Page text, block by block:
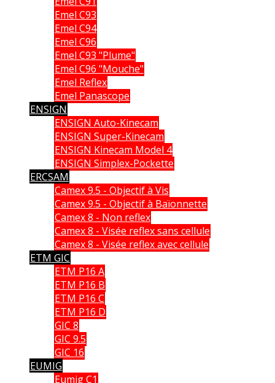
Emel C93
Emel C94
Emel C96
Emel C93 "Plume"
Emel C96 "Mouche"
Emel Reflex
Emel Panascope
ENSIGN
ENSIGN Auto-Kinecam
ENSIGN Super-Kinecam
ENSIGN Kinecam Model 4
ENSIGN Simplex-Pockette
ERCSAM
Camex 9.5 - Objectif à Vis
Camex 9.5 - Objectif à Baïonnette
Camex 8 - Non reflex
Camex 8 - Visée reflex sans cellule
Camex 8 - Visée reflex avec cellule
ETM GIC
ETM P16 A
ETM P16 B
ETM P16 C
ETM P16 D
GIC 8
GIC 9.5
GIC 16
EUMIG
Eumig C1